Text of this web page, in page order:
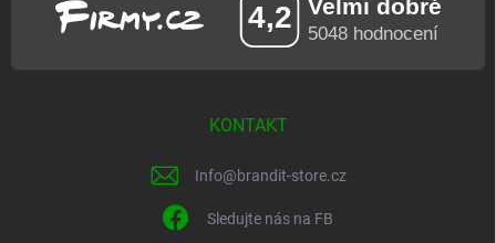
KONTAKT
Info@brandit-store.cz
Sledujte nás na FB